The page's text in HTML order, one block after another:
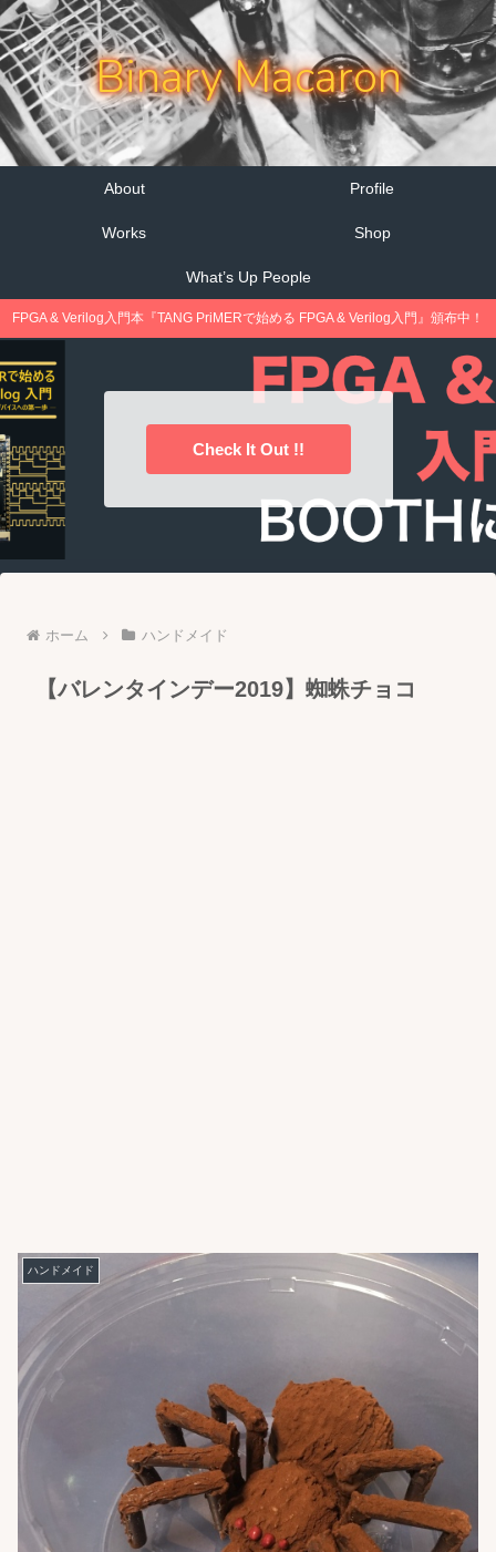
Binary Macaron
About Profile
Works Shop
What’s Up People
FPGA & Verilog入門本『TANG PriMERで始める FPGA & Verilog入門』頒布中！
Check It Out !!
ホーム ハンドメイド
【バレンタインデー2019】蜘蛛チョコ
ハンドメイド